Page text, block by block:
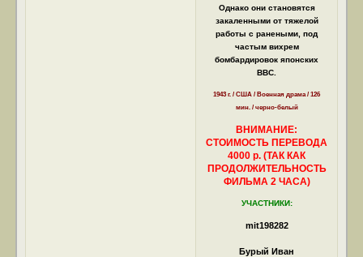
Однако они становятся
закаленными от тяжелой
работы с ранеными, под
частым вихрем
бомбардировок японских
ВВС.
1943 г. / США / Военная драма / 126
мин. / черно-белый
ВНИМАНИЕ:
СТОИМОСТЬ ПЕРЕВОДА
4000 р. (ТАК КАК
ПРОДОЛЖИТЕЛЬНОСТЬ
ФИЛЬМА 2 ЧАСА)
УЧАСТНИКИ:
mit198282
Бурый Иван